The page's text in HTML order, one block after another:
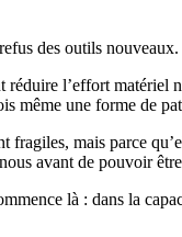
des outils
l’effort
même une forme de
fragiles, mais parce
avant de pouvoir
là : dans la